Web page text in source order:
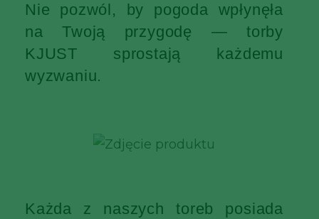
Nie pozwól, by pogoda wpłynęła
na Twoją przygodę — torby
KJUST sprostają każdemu
wyzwaniu.
Każda z naszych toreb posiada